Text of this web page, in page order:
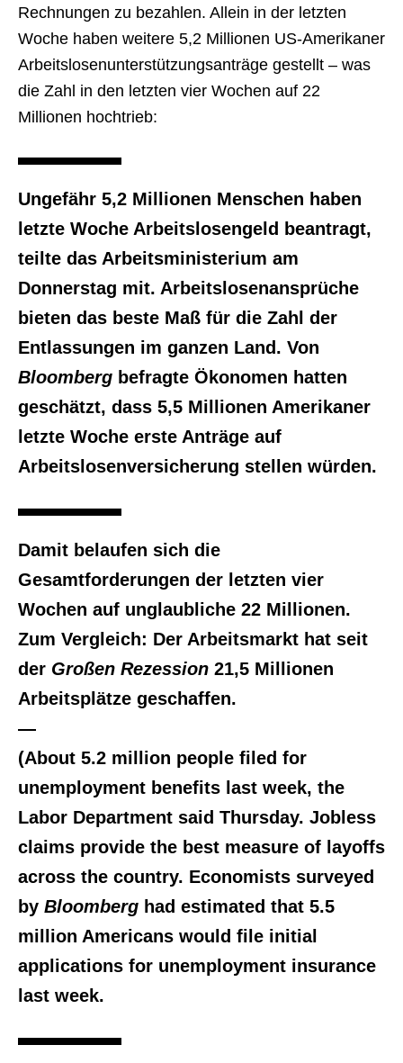
Rechnungen zu bezahlen. Allein in der letzten
Woche haben weitere 5,2 Millionen US-Amerikaner
Arbeitslosenunterstützungsanträge gestellt – was
die Zahl in den letzten vier Wochen auf 22
Millionen hochtrieb:
Ungefähr 5,2 Millionen Menschen haben
letzte Woche Arbeitslosengeld beantragt,
teilte das Arbeitsministerium am
Donnerstag mit. Arbeitslosenansprüche
bieten das beste Maß für die Zahl der
Entlassungen im ganzen Land. Von
Bloomberg befragte Ökonomen hatten
geschätzt, dass 5,5 Millionen Amerikaner
letzte Woche erste Anträge auf
Arbeitslosenversicherung stellen würden.
Damit belaufen sich die
Gesamtforderungen der letzten vier
Wochen auf unglaubliche 22 Millionen.
Zum Vergleich: Der Arbeitsmarkt hat seit
der Großen Rezession 21,5 Millionen
Arbeitsplätze geschaffen.
—
(About 5.2 million people filed for
unemployment benefits last week, the
Labor Department said Thursday. Jobless
claims provide the best measure of layoffs
across the country. Economists surveyed
by Bloomberg had estimated that 5.5
million Americans would file initial
applications for unemployment insurance
last week.